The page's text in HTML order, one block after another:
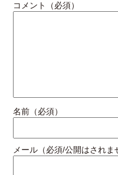
コメント（必須）
名前（必須）
メール（必須/公開はされま